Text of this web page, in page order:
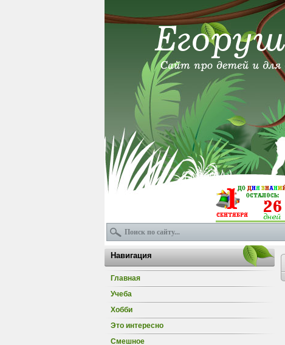
Навигация
Главная
Учеба
Хобби
Это интересно
Смешное